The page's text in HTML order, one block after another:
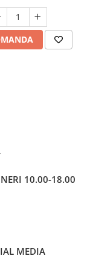
10.00-18.00
MEDIA